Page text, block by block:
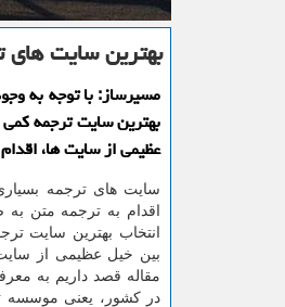
بهترین سایت های
مسیرساز: با توجه به
بهترین سایت ترجمه
عظیمی از سایت ها،
سایت های ترجمه
اقدام به ترجمه متن به
انتخاب بهترین سایت
بین خیل عظیمی از
مقاله قصد داریم به
در کشور، یعنی موسسه